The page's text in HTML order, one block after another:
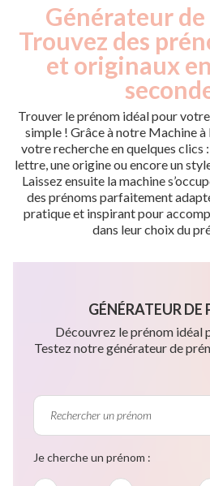
Générateur
Trouvez des
et originaux
Trouver le prénom idéal pour votre
simple ! Grâce à notre Machine
votre recherche en quelques clics
lettre, une origine ou encore un
Laissez ensuite la machine
des prénoms parfaitement
pratique et inspirant pour
dans leur choix du
GÉNÉRATEUR DE
Découvrez le prénom idéal
Testez notre générateur de
Je cherche un prénom :